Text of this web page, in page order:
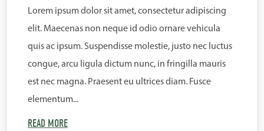
Lorem ipsum dolor sit amet, consectetur adipiscing
elit. Maecenas non neque id odio ornare vehicula
quis ac ipsum. Suspendisse molestie, justo nec luctus
congue, arcu ligula dictum nunc, in fringilla mauris
est nec magna. Praesent eu ultrices diam. Fusce
elementum...
READ MORE